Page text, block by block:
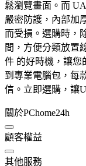
鬆瀏覽畫面。而
嚴密防護，內部加
而受損。選購時，
間，方便分類放置
件 的好時機，讓您
到專業電腦包，每
信。立即選購，讓
關於PChome24h
顧客權益
其他服務